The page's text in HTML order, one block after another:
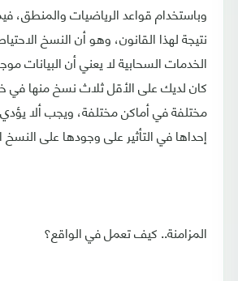
وباستخدام قواعد الرياضيات والمنطق،
نتيجة لهذا القانون، وهو أن النسخ
الخدمات السحابية لا يعني أن البيانات
كان لديك على الأقل ثلاث نسخ منها في
مختلفة في أماكن مختلفة، ويجب ألا
إحداها في التأثير على وجودها على النسخ
المزامنة.. كيف تعمل في الواقع؟